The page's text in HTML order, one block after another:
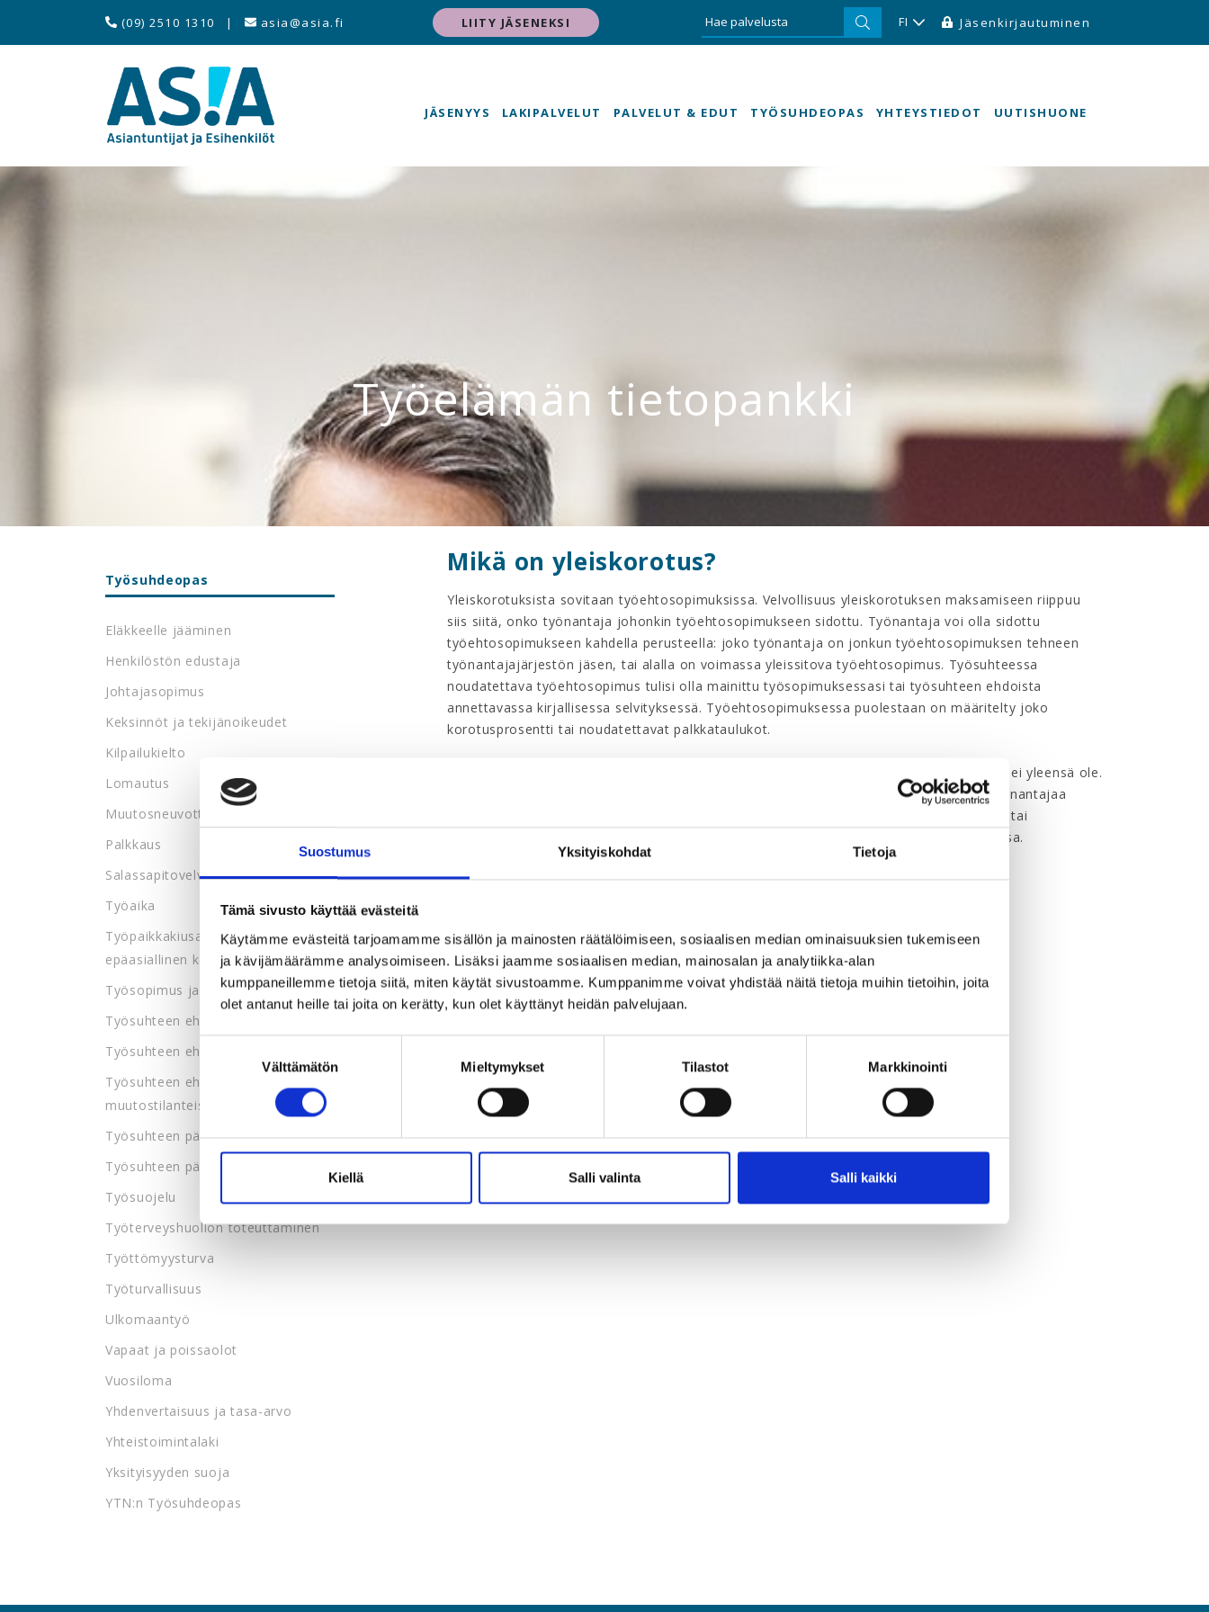
Suostumus Yksityiskohdat Tietoja
Tämä sivusto käyttää evästeitä
Käytämme evästeitä tarjoamamme sisällön ja mainosten räätälöimiseen, sosiaalisen median ominaisuuksien tukemiseen
ja kävijämäärämme analysoimiseen. Lisäksi jaamme sosiaalisen median, mainosalan ja analytiikka-alan
kumppaneillemme tietoja siitä, miten käytät sivustoamme. Kumppanimme voivat yhdistää näitä tietoja muihin tietoihin, joita
olet antanut heille tai joita on kerätty, kun olet käyttänyt heidän palvelujaan.
Välttämätön Mieltymykset Tilastot Markkinointi
Kiellä Salli valinta Salli kaikki
(09) 2510 1310 | asia@asia.fi LIITY JÄSENEKSI FI Jäsenkirjautuminen
JÄSENYYS LAKIPALVELUT PALVELUT & EDUT TYÖSUHDEOPAS YHTEYSTIEDOT UUTISHUONE
Työelämän tietopankki
Työsuhdeopas
Eläkkeelle jääminen
Henkilöstön edustaja
Johtajasopimus
Keksinnöt ja tekijänoikeudet
Kilpailukielto
Lomautus
Muutosneuvottelut
Palkkaus
Salassapitovelvollisuus
Työaika
Työpaikkakiusaaminen ja
epäasiallinen kohtelu
Työsopimus ja työsopimusmallit
Työsuhteen ehdot
Työsuhteen ehtojen muuttaminen
Työsuhteen ehtojen muuttaminen
muutostilanteissa
Työsuhteen päättämissopimus
Työsuhteen päättyminen
Työsuojelu
Työterveyshuollon toteuttaminen
Työttömyysturva
Työturvallisuus
Ulkomaantyö
Vapaat ja poissaolot
Vuosiloma
Yhdenvertaisuus ja tasa-arvo
Yhteistoimintalaki
Yksityisyyden suoja
YTN:n Työsuhdeopas
Mikä on yleiskorotus?
Yleiskorotuksista sovitaan työehtosopimuksissa. Velvollisuus yleiskorotuksen maksamiseen riippuu
siis siitä, onko työnantaja johonkin työehtosopimukseen sidottu. Työnantaja voi olla sidottu
työehtosopimukseen kahdella perusteella: joko työnantaja on jonkun työehtosopimuksen tehneen
työnantajajärjestön jäsen, tai alalla on voimassa yleissitova työehtosopimus. Työsuhteessa
noudatettava työehtosopimus tulisi olla mainittu työsopimuksessasi tai työsuhteen ehdoista
annettavassa kirjallisessa selvityksessä. Työehtosopimuksessa puolestaan on määritelty joko
korotusprosentti tai noudatettavat palkkataulukot.
Jos työantaja ei ole työehtosopimukseen sidottu, velvollisuutta maksaa yleiskorotuksia ei yleensä ole.
Työnantaja voi kuitenkin maksaa yleiskorotuksen, vaikka mikään työehtosopimus ei työnantajaa
sitoisikaan. Tämä voi perustua työnantajan noudattamaan vakiintuneeseen käytäntöön tai
työnantajan omaan päätökseen. Yleiskorotuksesta voidaan sopia myös työsopimuksessa.
<< Takaisin
LIITY JÄSENEKSI >